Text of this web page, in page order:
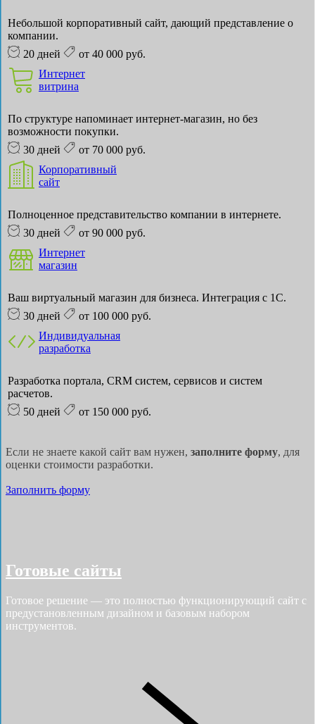
Небольшой корпоративный сайт, дающий представление о
компании.
20 дней
от 40 000 руб.
Интернет
витрина
По структуре напоминает интернет-магазин, но без
возможности покупки.
30 дней
от 70 000 руб.
Корпоративный
сайт
Полноценное представительство компании в интернете.
30 дней
от 90 000 руб.
Интернет
магазин
Ваш виртуальный магазин для бизнеса. Интеграция с 1С.
30 дней
от 100 000 руб.
Индивидуальная
разработка
Разработка портала, CRM систем, сервисов и систем
расчетов.
50 дней
от 150 000 руб.
Если не знаете какой сайт вам нужен, заполните форму, для
оценки стоимости разработки.
Заполнить форму
Готовые сайты
Готовое решение — это полностью функционирующий сайт с
предустановленным дизайном и базовым набором
инструментов.